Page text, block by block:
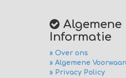
Algemene
Informatie
» Over ons
» Algemene
» Privacy Policy